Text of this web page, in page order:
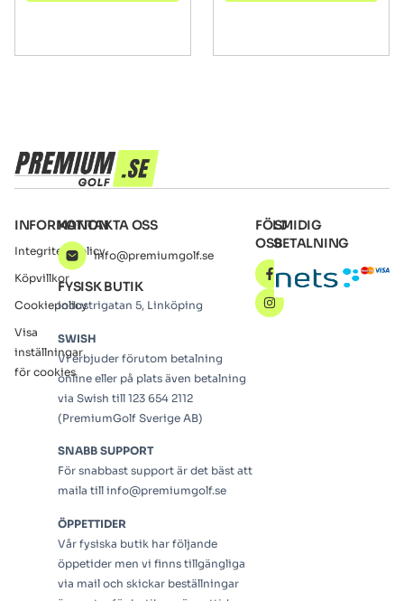
INFORMATION
Integritetspolicy
Köpvillkor
Cookiepolicy
Visa
inställningar
för cookies
KONTAKTA OSS
info@premiumgolf.se
FYSISK BUTIK
Industrigatan 5, Linköping
SWISH
Vi erbjuder förutom betalning
online eller på plats även betalning
via Swish till 123 654 2112
(PremiumGolf Sverige AB)
SNABB SUPPORT
För snabbast support är det bäst att
maila till info@premiumgolf.se
ÖPPETTIDER
Vår fysiska butik har följande
öppetider men vi finns tillgängliga
via mail och skickar beställningar
FÖLJ
OSS
SMIDIG
BETALNING